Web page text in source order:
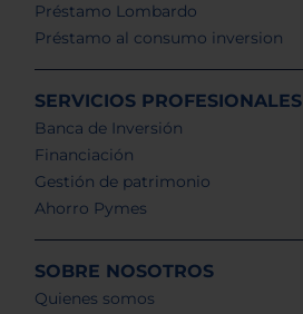
Préstamo Lombardo
Préstamo al consumo inversion
SERVICIOS PROFESIONALES
Banca de Inversión
Financiación
Gestión de patrimonio
Ahorro Pymes
SOBRE NOSOTROS
Quienes somos